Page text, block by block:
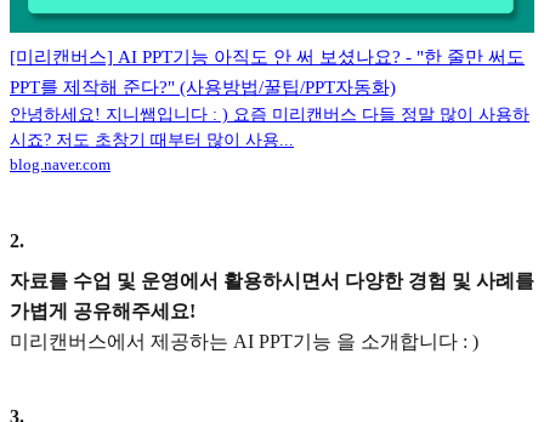
[미리캔버스] AI PPT기능 아직도 안 써 보셨나요? - "한 줄만 써도
PPT를 제작해 준다?" (사용방법/꿀팁/PPT자동화)
안녕하세요! 지니쌤입니다 : ) 요즘 미리캔버스 다들 정말 많이 사용하
시죠? 저도 초창기 때부터 많이 사용...
blog.naver.com
2.
자료를 수업 및 운영에서 활용하시면서 다양한 경험 및 사례를
가볍게 공유해주세요!
미리캔버스에서 제공하는 AI PPT기능 을 소개합니다 : )
3.